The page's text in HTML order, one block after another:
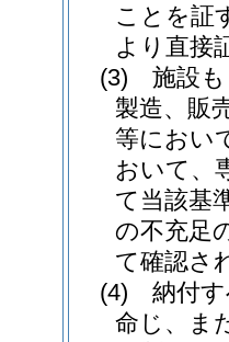
ことを証
より直接
(3)
施設
製造、販
等におい
おいて、
て当該基
の不充足
て確認さ
(4)
納付
命じ、ま